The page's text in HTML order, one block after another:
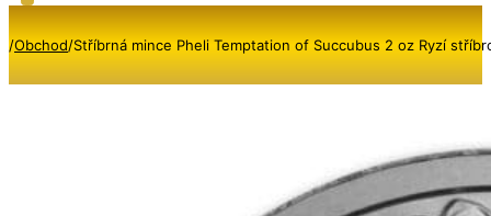
/Obchod/Stříbrná mince Pheli Temptation of Succubus 2 oz Ryzí